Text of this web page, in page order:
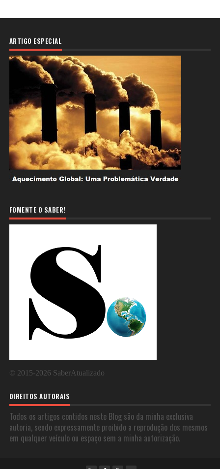
ARTIGO ESPECIAL
FOMENTE O SABER!
© 2015-2026 SaberAtualizado
DIREITOS AUTORAIS
Todos os artigos contidos neste Blog são da minha exclusiva
autoria, sendo expressamente proibido a reprodução dos mesmos
em qualquer veículo ou espaço sem a minha autorização.